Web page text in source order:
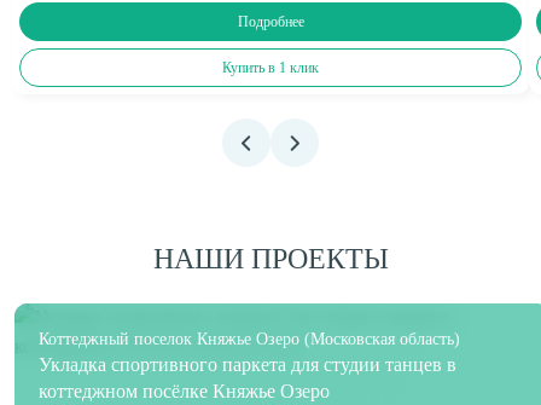
Подробнее
Купить в 1 клик
НАШИ ПРОЕКТЫ
Коттеджный поселок Княжье Озеро (Московская область)
Укладка спортивного паркета для студии танцев в
коттеджном посёлке Княжье Озеро